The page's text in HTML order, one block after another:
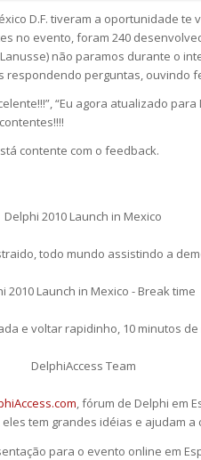
D.F. tiveram a oportunidade te
no evento, foram 240
não paramos durante o
perguntas, ouvindo
“Eu agora atualizado para
contente com o feedback.
todo mundo assistindo a
e voltar rapidinho, 10 minutos
, fórum de Delphi em
tem grandes idéias e ajudam
para o evento online em